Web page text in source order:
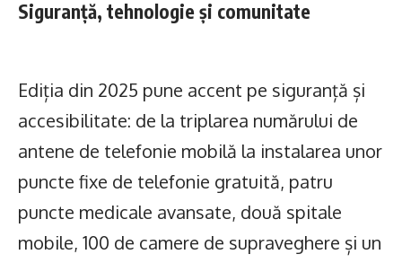
Siguranță, tehnologie și comunitate
Ediția din 2025 pune accent pe siguranță și
accesibilitate: de la triplarea numărului de
antene de telefonie mobilă la instalarea unor
puncte fixe de telefonie gratuită, patru
puncte medicale avansate, două spitale
mobile, 100 de camere de supraveghere și un